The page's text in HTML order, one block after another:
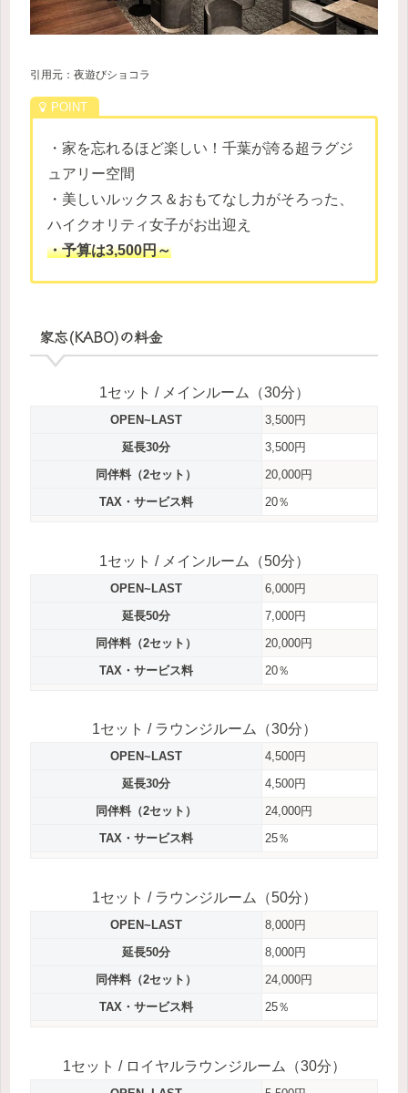
引用元：夜遊びショコラ
・家を忘れるほど楽しい！千葉が誇る超ラグジ
ュアリー空間
・美しいルックス＆おもてなし力がそろった、
ハイクオリティ女子がお出迎え
・予算は3,500円～
家忘(KABO)の料金
1セット / メインルーム（30分）
OPEN~LAST
3,500円
延長30分
3,500円
同伴料（2セット）
20,000円
TAX・サービス料
20％
1セット / メインルーム（50分）
OPEN~LAST
6,000円
延長50分
7,000円
同伴料（2セット）
20,000円
TAX・サービス料
20％
1セット / ラウンジルーム（30分）
OPEN~LAST
4,500円
延長30分
4,500円
同伴料（2セット）
24,000円
TAX・サービス料
25％
1セット / ラウンジルーム（50分）
OPEN~LAST
8,000円
延長50分
8,000円
同伴料（2セット）
24,000円
TAX・サービス料
25％
1セット / ロイヤルラウンジルーム（30分）